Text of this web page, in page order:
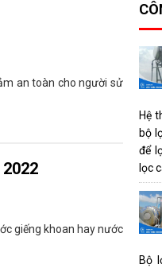
an toàn cho người sử
giếng khoan hay nước
Hệ
bộ
để
lọc
Bộ